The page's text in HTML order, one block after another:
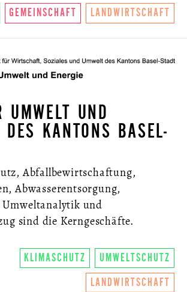
GEMEINSCHAFT LANDWIRTSCHAFT
UMWELT UND
DES KANTONS BASEL-
Abfallbewirtschaftung,
Abwasserentsorgung,
und
sind die Kerngeschäfte.
KLIMASCHUTZ UMWELTSCHUTZ
LANDWIRTSCHAFT